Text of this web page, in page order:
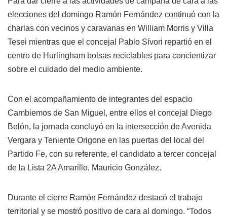
elecciones del domingo Ramón Fernández continuó con la
charlas con vecinos y caravanas en William Morris y Villa
Tesei mientras que el concejal Pablo Sívori repartió en el
centro de Hurlingham bolsas reciclables para concientizar
sobre el cuidado del medio ambiente.
Con el acompañamiento de integrantes del espacio
Cambiemos de San Miguel, entre ellos el concejal Diego
Belón, la jornada concluyó en la intersección de Avenida
Vergara y Teniente Origone en las puertas del local del
Partido Fe, con su referente, el candidato a tercer concejal
de la Lista 2A Amarillo, Mauricio González.
Durante el cierre Ramón Fernández destacó el trabajo
territorial y se mostró positivo de cara al domingo. “Todos